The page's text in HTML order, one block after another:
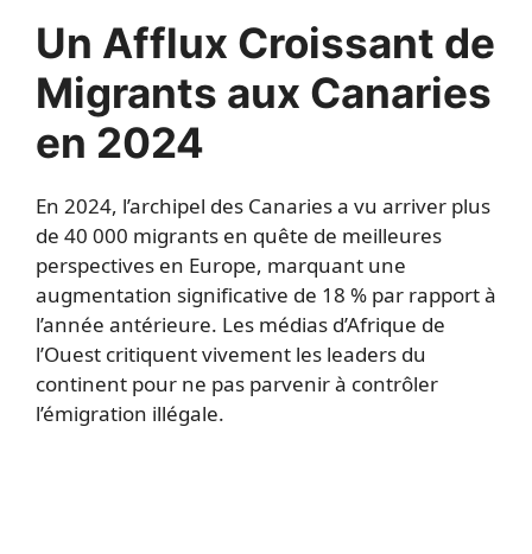
Un Afflux Croissant de
Migrants aux Canaries
en 2024
En 2024, l’archipel des Canaries a vu arriver plus
de 40 000 migrants en quête de meilleures
perspectives en Europe, marquant une
augmentation significative de 18 % par rapport à
l’année antérieure. Les médias d’Afrique de
l’Ouest critiquent vivement les leaders du
continent pour ne pas parvenir à contrôler
l’émigration illégale.